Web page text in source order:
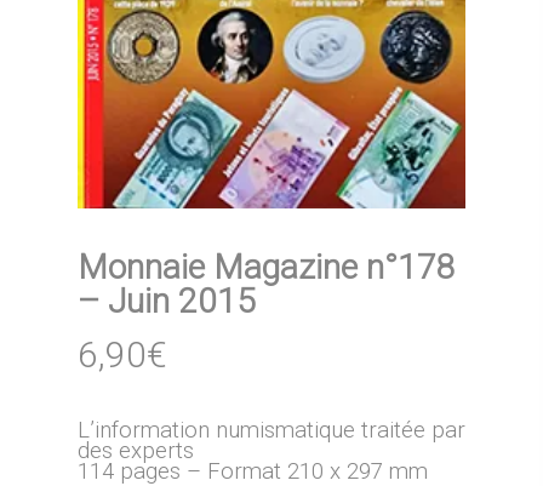
Monnaie Magazine n°178
– Juin 2015
6,90€
L’information numismatique traitée par
des experts
114 pages – Format 210 x 297 mm